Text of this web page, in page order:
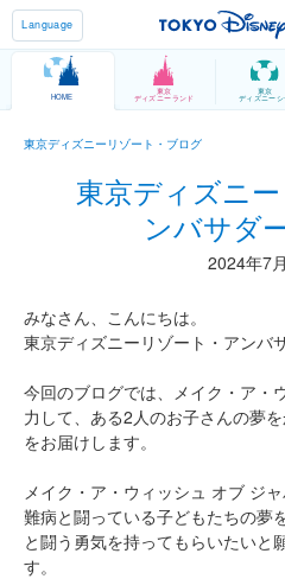
Language
HOME
東京
ディズニーランド
東京
ディズニーシ
東京ディズニーリゾート・ブログ
東京ディズニ
ンバサダ
2024年7
みなさん、こんにちは。
東京ディズニーリゾート・アンバ
今回のブログでは、メイク・ア・
力して、ある2人のお子さんの夢
をお届けします。
メイク・ア・ウィッシュ オブ ジ
難病と闘っている子どもたちの夢
と闘う勇気を持ってもらいたいと
す。